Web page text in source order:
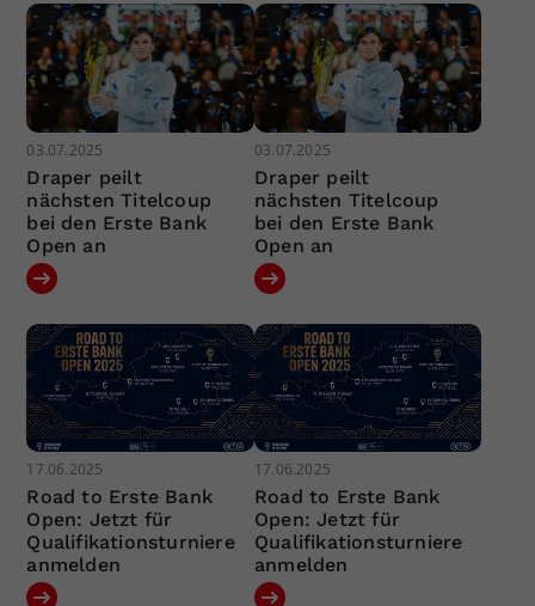
03.07.2025
Draper peilt
nächsten Titelcoup
bei den Erste Bank
Open an
03.07.2025
Draper peilt
nächsten Titelcoup
bei den Erste Bank
Open an
17.06.2025
Road to Erste Bank
Open: Jetzt für
Qualifikationsturniere
anmelden
17.06.2025
Road to Erste Bank
Open: Jetzt für
Qualifikationsturniere
anmelden